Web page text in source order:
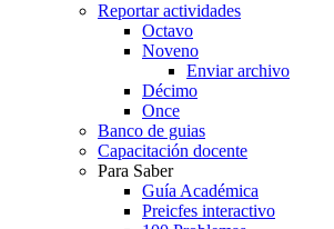
Reportar actividades
Octavo
Noveno
Enviar archivo
Décimo
Once
Banco de guias
Capacitación docente
Para Saber
Guía Académica
Preicfes interactivo